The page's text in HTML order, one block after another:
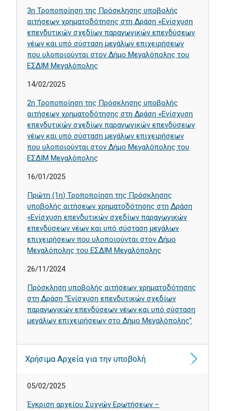
3η Τροποποίηση της Πρόσκλησης υποβολής
αιτήσεων χρηματοδότησης στη Δράση «Ενίσχυση
επενδυτικών σχεδίων παραγωγικών επενδύσεων
νέων και υπό σύσταση μεγάλων επιχειρήσεων
που υλοποιούνται στον Δήμο Μεγαλόπολης του
ΕΣΔΙΜ Μεγαλόπολης
14/02/2025
2η Τροποποίηση της Πρόσκλησης υποβολής
αιτήσεων χρηματοδότησης στη Δράση «Ενίσχυση
επενδυτικών σχεδίων παραγωγικών επενδύσεων
νέων και υπό σύσταση μεγάλων επιχειρήσεων
που υλοποιούνται στον Δήμο Μεγαλόπολης του
ΕΣΔΙΜ Μεγαλόπολης
16/01/2025
Πρώτη (1η) Τροποποίηση της Πρόσκλησης
υποβολής αιτήσεων χρηματοδότησης στη Δράση
«Ενίσχυση επενδυτικών σχεδίων παραγωγικών
επενδύσεων νέων και υπό σύσταση μεγάλων
επιχειρήσεων που υλοποιούνται στον Δήμο
Μεγαλόπολης του ΕΣΔΙΜ Μεγαλόπολης
26/11/2024
Πρόσκληση υποβολής αιτήσεων χρηματοδότησης
στη Δράση “Ενίσχυση επενδυτικών σχεδίων
παραγωγικών επενδύσεων νέων και υπό σύσταση
μεγάλων επιχειρήσεων στο Δήμο Μεγαλόπολης”
Χρήσιμα Αρχεία για την υποβολή
05/02/2025
Έγκριση αρχείου Συχνών Ερωτήσεων –